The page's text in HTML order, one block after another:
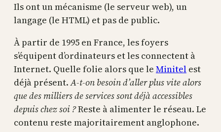
Ils ont un mécanisme (le serveur web), un
langage (le HTML) et pas de public.
À partir de 1995 en France, les foyers
s’équipent d’ordinateurs et les connectent à
Internet. Quelle folie alors que le Minitel est
déjà présent.A-t-on besoin d’aller plus vite alors
que des milliers de services sont déjà accessibles
depuis chez soi ?Reste à alimenter le réseau. Le
contenu reste majoritairement anglophone.